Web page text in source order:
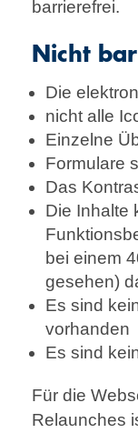
barrierefrei.
Nicht
Die
nicht alle
Einzelne
Formulare
Das
Die Inhalte
bei einem
gesehen)
Es sind
vorhanden
Es sind
Für die
Relaunches